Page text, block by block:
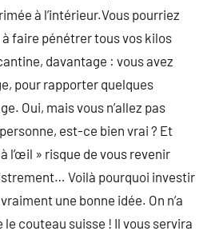
à l’intérieur.Vous pourriez
faire pénétrer tous vos kilos
davantage : vous avez
pour rapporter quelques
Oui, mais vous n’allez pas
est-ce bien vrai ? Et
l’œil » risque de vous revenir
Voilà pourquoi investir
une bonne idée. On n’a
couteau suisse ! Il vous servira